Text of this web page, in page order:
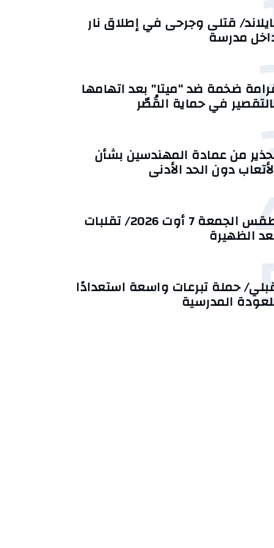
قتلى وجرحى في إطلاق نار
مدرسة
ضخمة ضد “ميتا” بعد اتهامها
في حماية القُصّر
من عمادة المهندسين بشأن
دون الحد الأدنى
طقس الجمعة 7 أوت 2026/ تقلبات
الظهيرة
حملة تبرعات واسعة استعدادًا
المدرسية